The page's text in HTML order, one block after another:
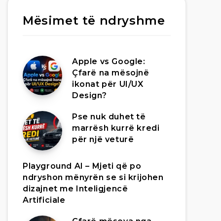
Mësimet të ndryshme
Apple vs Google:
Çfarë na mësojnë
ikonat për UI/UX
Design?
Pse nuk duhet të
marrësh kurrë kredi
për një veturë
Playground AI – Mjeti që po
ndryshon mënyrën se si krijohen
dizajnet me Inteligjencë
Artificiale